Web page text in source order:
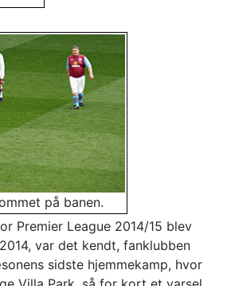
på banen.
Premier League 2014/15 blev
var det kendt, fanklubben
sidste hjemmekamp, hvor